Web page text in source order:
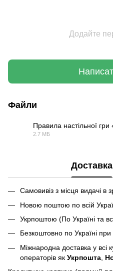
Додайте
Файли
Правила настільної
2.7 МБ
Доставка
Самовивіз з місця видачі в
Новою поштою по всій
Укрпоштою (По Україні та
Безкоштовно по Україні
Міжнародна доставка у всі
операторів як Укрпошта